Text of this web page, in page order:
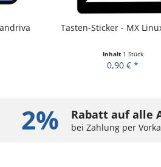
Sticker - MX Linux Logo
2% Rabatt auf alle
bei Zahlung per